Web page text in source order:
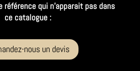
référence qui n’apparait pas dans
ce catalogue :
nous un devis